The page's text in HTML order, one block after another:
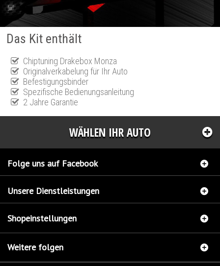
Das Kit enthält
Chiptuning Drakebox Monza
Originalverkabelung für Ihr Auto
Befestigungsbinder
Spezifische Bedienungsanleitung
2 Jahre Garantie
WÄHLEN IHR AUTO
Folge uns auf Facebook
Unsere Dienstleistungen
Shopeinstellungen
Weitere folgen